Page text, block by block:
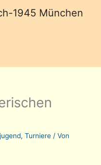
1945 München
, Turniere / Von